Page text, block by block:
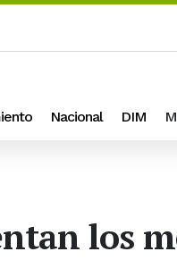
Nacional DIM
los